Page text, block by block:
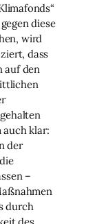
diese
wird
dass
auf den
auch klar:
der
–
durch